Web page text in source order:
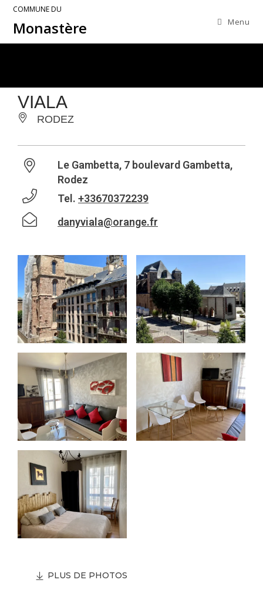
COMMUNE DU
Monastère Menu
VIALA
RODEZ
Le Gambetta, 7 boulevard Gambetta,
Rodez
Tel. +33670372239
danyviala@orange.fr
PLUS DE PHOTOS